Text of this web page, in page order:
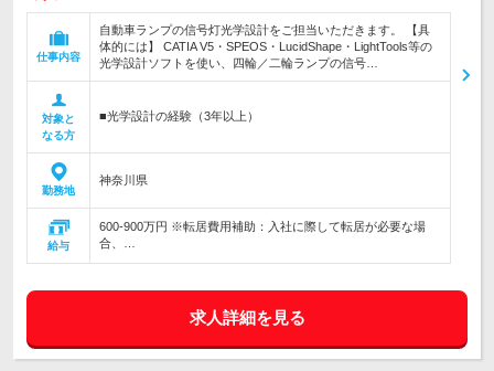
仕事内容
自動車ランプの信号灯光学設計をご担当いただきます。 【具
体的には】 CATIA V5・SPEOS・LucidShape・LightTools等の
光学設計ソフトを使い、四輪／二輪ランプの信号…
対象と
なる方
■光学設計の経験（3年以上）
勤務地
神奈川県
給与
600-900万円 ※転居費用補助：入社に際して転居が必要な場
合、…
求人詳細を見る